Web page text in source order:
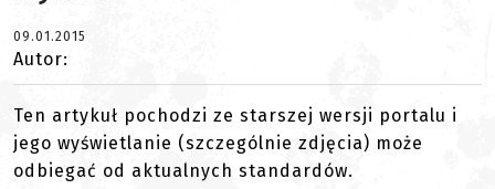
09.01.2015
Autor:
Ten artykuł pochodzi ze starszej wersji portalu i
jego wyświetlanie (szczególnie zdjęcia) może
odbiegać od aktualnych standardów.